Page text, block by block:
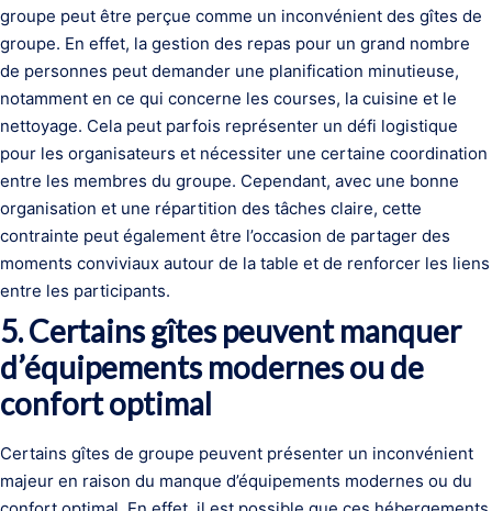
groupe peut être perçue comme un inconvénient des gîtes de
groupe. En effet, la gestion des repas pour un grand nombre
de personnes peut demander une planification minutieuse,
notamment en ce qui concerne les courses, la cuisine et le
nettoyage. Cela peut parfois représenter un défi logistique
pour les organisateurs et nécessiter une certaine coordination
entre les membres du groupe. Cependant, avec une bonne
organisation et une répartition des tâches claire, cette
contrainte peut également être l’occasion de partager des
moments conviviaux autour de la table et de renforcer les liens
entre les participants.
5. Certains gîtes peuvent manquer
d’équipements modernes ou de
confort optimal
Certains gîtes de groupe peuvent présenter un inconvénient
majeur en raison du manque d’équipements modernes ou du